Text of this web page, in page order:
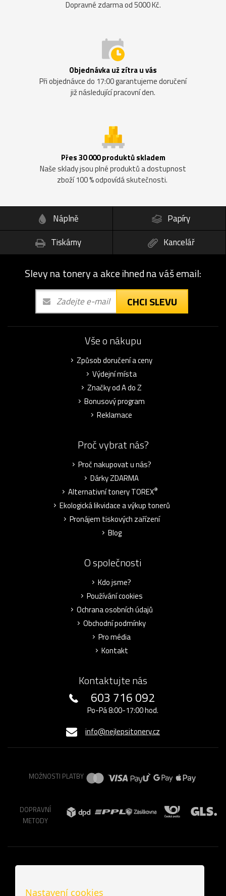
Dopravné zdarma od 5000 Kč.
Objednávka už zítra u vás
Při objednávce do 17:00 garantujeme doručení
již následující pracovní den.
Přes 30 000 produktů skladem
Naše sklady jsou plné produktů a dostupnost
zboží 100 % odpovídá skutečnosti.
Náplně
Papíry
Tiskárny
Kancelář
Slevy na tonery a akce ihned na váš email:
CHCI SLEVU
Vše o nákupu
Způsob doručení a ceny
Výdejní místa
Značky od A do Z
Bonusový program
Reklamace
Proč vybrat nás?
Proč nakupovat u nás?
Dárky ZDARMA
Alternativní tonery TOREX®
Ekologická likvidace a výkup tonerů
Pronájem tiskových zařízení
Blog
O společnosti
Kdo jsme?
Používání cookies
Ochrana osobních údajů
Obchodní podmínky
Pro média
Kontakt
Kontaktujte nás
603 716 092
Po-Pá 8:00-17:00 hod.
info@nejlepsitonery.cz
MOŽNOSTI PLATBY
DOPRAVNÍ
METODY
Nastavení cookies